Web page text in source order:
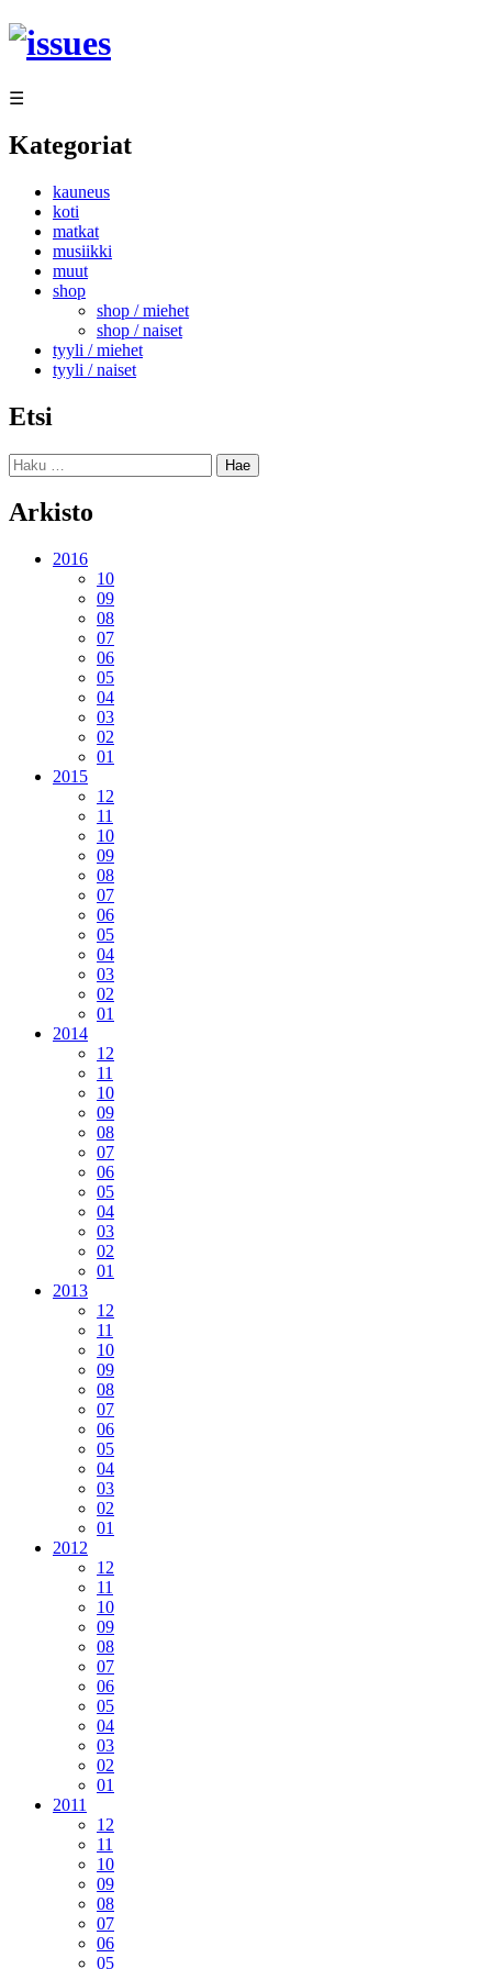
Siirry
sisältöön
☰
Kategoriat
kauneus
koti
matkat
musiikki
muut
shop
shop / miehet
shop / naiset
tyyli / miehet
tyyli / naiset
Etsi
Haku:
Arkisto
2016
10
09
08
07
06
05
04
03
02
01
2015
12
11
10
09
08
07
06
05
04
03
02
01
2014
12
11
10
09
08
07
06
05
04
03
02
01
2013
12
11
10
09
08
07
06
05
04
03
02
01
2012
12
11
10
09
08
07
06
05
04
03
02
01
2011
12
11
10
09
08
07
06
05